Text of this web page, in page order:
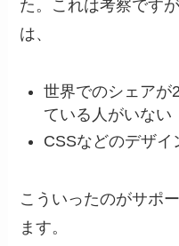
た。これは考察です
は、
世界でのシェアが
ている人がいない
CSSなどのデザイ
こういったのがサポ
ます。